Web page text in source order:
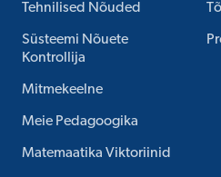
Tehnilised Nõuded
Süsteemi Nõuete
Kontrollija
Mitmekeelne
Meie Pedagoogika
Matemaatika Viktoriinid